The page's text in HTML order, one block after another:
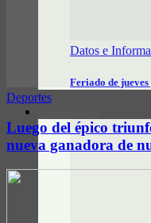
Datos e
Feriado de
Deportes
Luego del épico
nueva ganadora de